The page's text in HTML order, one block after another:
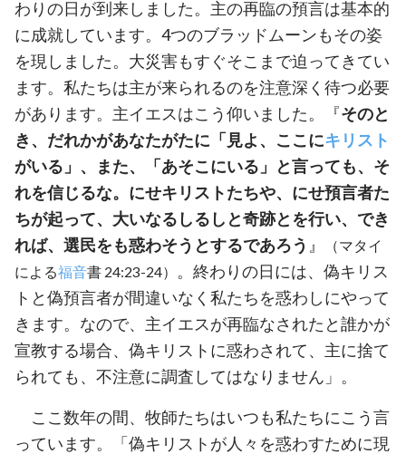
わりの日が到来しました。主の再臨の預言は基本的
に成就しています。4つのブラッドムーンもその姿
を現しました。大災害もすぐそこまで迫ってきてい
ます。私たちは主が来られるのを注意深く待つ必要
があります。主イエスはこう仰いました。『そのと
き、だれかがあなたがたに「見よ、ここにキリスト
がいる」、また、「あそこにいる」と言っても、そ
れを信じるな。にせキリストたちや、にせ預言者た
ちが起って、大いなるしるしと奇跡とを行い、でき
れば、選民をも惑わそうとするであろう 』
（マタイ
による福音書 24:23-24）
。終わりの日には、偽キリス
トと偽預言者が間違いなく私たちを惑わしにやって
きます。なので、主イエスが再臨なされたと誰かが
宣教する場合、偽キリストに惑わされて、主に捨て
られても、不注意に調査してはなりません」。
ここ数年の間、牧師たちはいつも私たちにこう言
っています。「偽キリストが人々を惑わすために現